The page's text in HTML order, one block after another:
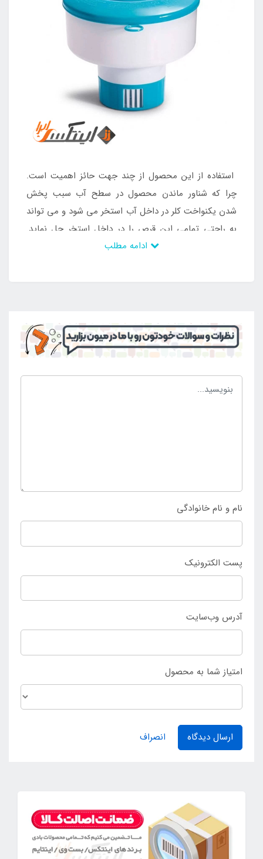
استفاده از این محصول از چند جهت حائز اهمیت است.
چرا که شناور ماندن محصول در سطح آب سبب پخش
شدن یکنواخت کلر در داخل آب استخر می شود و می تواند
به راحتی تمامی این قرص را در داخل استخر حل نماید.
همچنین امکان حل شدن تدریجی وجود داد و می توان
29041 از
نمایندگی اینتکسایرانبه صورت اینترنتی ، تلفنی
و یا حضوری می گیرد.
نام و نام خانوادگی
پست الکترونیک
آدرس وب‌سایت
امتیاز شما به محصول
ارسال دیدگاه انصراف